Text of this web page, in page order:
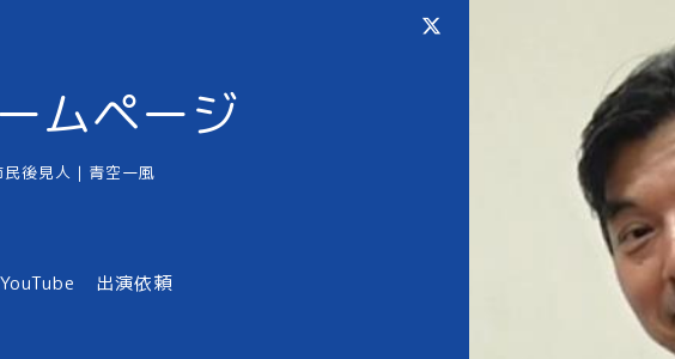
ムページ
後見人｜青空一風
YouTube 出演依頼